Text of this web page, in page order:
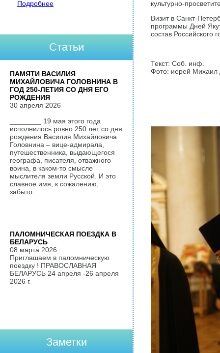
культурно-
Визит в Санкт-
программы Дней
состав Российского
Текст: Соб. инф.
Фото: иерей Михаил
Подробнее
Статьи
ПАМЯТИ ВАСИЛИЯ
МИХАЙЛОВИЧА ГОЛОВНИНА В
ГОД 250-ЛЕТИЯ СО ДНЯ ЕГО
РОЖДЕНИЯ
30 апреля 2026
________ 19 мая этого года
исполнилось ровно 250 лет со дня
рождения Василия Михайловича
Головнина – вице-адмирала,
путешественника, выдающегося
географа, писателя, отважного
воина, в каком-то смысле
мыслителя земли Русской. И это
славное имя, к сожалению,
забыто.
ПАЛОМНИЧЕСКАЯ ПОЕЗДКА В
БЕЛАРУСЬ
08 марта 2026
Приглашаем в паломническую
поездку ! ПРАВОСЛАВНАЯ
БЕЛАРУСЬ 24 апреля -26 апреля
2026 г.
Заметки